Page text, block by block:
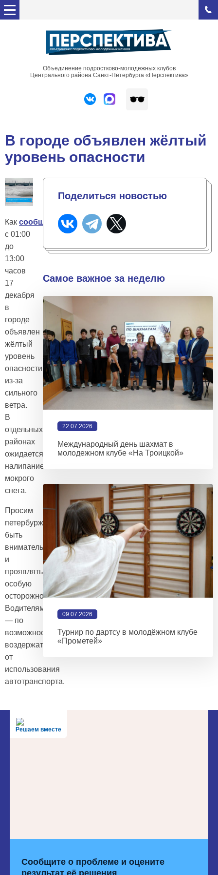
Объединение подростково-молодежных клубов
Центрального района Санкт-Петербурга «Перспектива»
В городе объявлен жёлтый
уровень опасности
Как сообщает Росгидрометцентр,
с 01:00
до
13:00
часов
17
декабря
в
городе
объявлен
жёлтый
уровень
опасности
из-за
сильного
ветра.
В
отдельных
районах
ожидается
налипание
мокрого
снега.
Просим
петербуржцев
быть
внимательными
и
проявлять
особую
осторожность.
Водителям
— по
возможности
воздержаться
от
использования
автотранспорта.
Поделиться новостью
Самое важное за неделю
22.07.2026
Международный день шахмат в
молодежном клубе «На Троицкой»
09.07.2026
Турнир по дартсу в молодёжном клубе
«Прометей»
Решаем вместе
Сообщите о проблеме и оцените
результат её решения